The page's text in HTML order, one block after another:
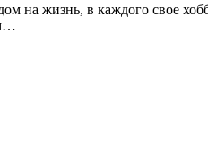
на жизнь, в каждого свое